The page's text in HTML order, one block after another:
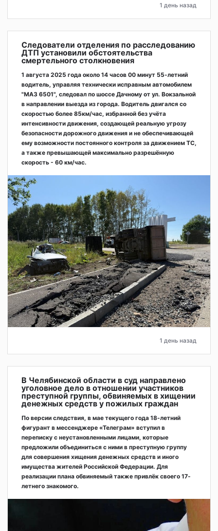
1 день назад
Следователи отделения по расследованию
ДТП установили обстоятельства
смертельного столкновения
1 августа 2025 года около 14 часов 00 минут 55-летний
водитель, управляя технически исправным автомобилем
"МАЗ 6501", следовал по шоссе Дачному от ул. Вокзальной
в направлении выезда из города. Водитель двигался со
скоростью более 85км/час, избранной без учёта
интенсивности движения, создающей реальную угрозу
безопасности дорожного движения и не обеспечивающей
ему возможности постоянного контроля за движением ТС,
а также превышающей максимально разрешённую
скорость - 60 км/час.
1 день назад
В Челябинской области в суд направлено
уголовное дело в отношении участников
преступной группы, обвиняемых в хищении
денежных средств у пожилых граждан
По версии следствия, в мае текущего года 18-летний
фигурант в мессенджере «Телеграм» вступил в
переписку с неустановленными лицами, которые
предложили объединиться с ними в преступную группу
для совершения хищения денежных средств и иного
имущества жителей Российской Федерации. Для
реализации плана обвиняемый также привлёк своего 17-
летнего знакомого.